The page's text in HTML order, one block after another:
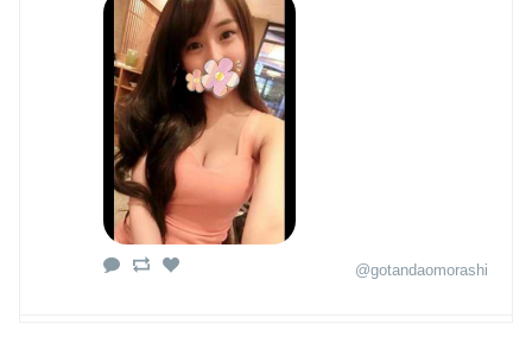
@gotandaomorashi